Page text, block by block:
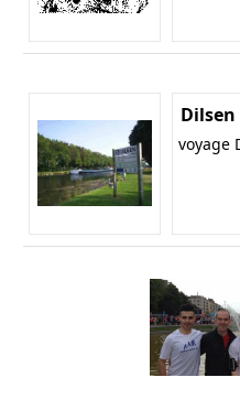
Dilsen
voyage